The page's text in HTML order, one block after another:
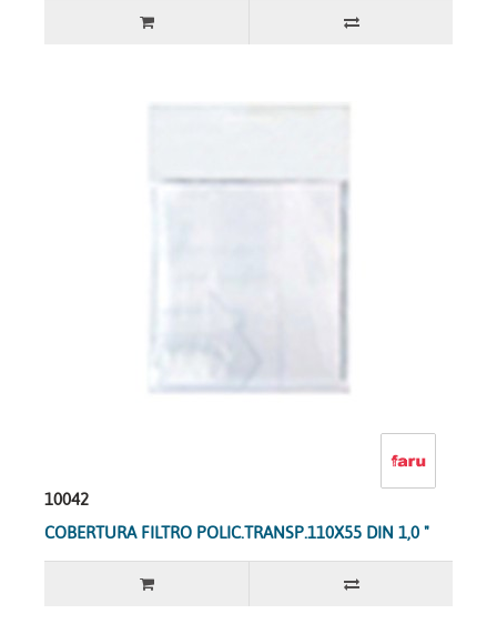
10042
COBERTURA FILTRO POLIC.TRANSP.110X55 DIN 1,0 "